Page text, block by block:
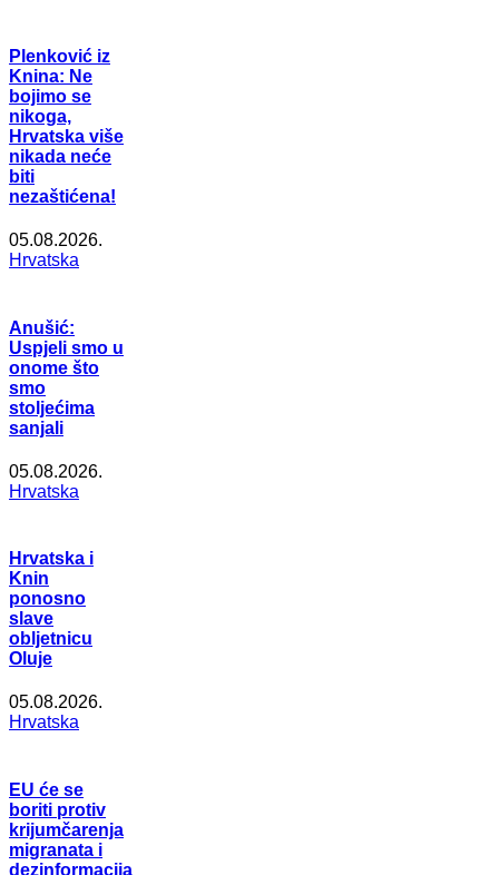
Plenković iz
Knina: Ne
bojimo se
nikoga,
Hrvatska više
nikada neće
biti
nezaštićena!
05.08.2026.
Hrvatska
Anušić:
Uspjeli smo u
onome što
smo
stoljećima
sanjali
05.08.2026.
Hrvatska
Hrvatska i
Knin
ponosno
slave
obljetnicu
Oluje
05.08.2026.
Hrvatska
EU će se
boriti protiv
krijumčarenja
migranata i
dezinformacija